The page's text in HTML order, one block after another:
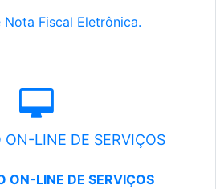
Nota Fiscal Eletrônica.
ON-LINE DE SERVIÇOS
ON-LINE DE SERVIÇOS